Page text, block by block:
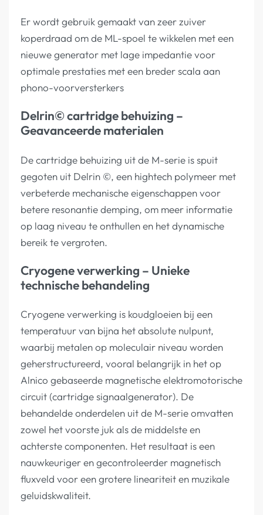
Er wordt gebruik gemaakt van zeer zuiver
koperdraad om de ML-spoel te wikkelen met een
nieuwe generator met lage impedantie voor
optimale prestaties met een breder scala aan
phono-voorversterkers
Delrin© cartridge behuizing –
Geavanceerde materialen
De cartridge behuizing uit de M-serie is spuit
gegoten uit Delrin ©, een hightech polymeer met
verbeterde mechanische eigenschappen voor
betere resonantie demping, om meer informatie
op laag niveau te onthullen en het dynamische
bereik te vergroten.
Cryogene verwerking – Unieke
technische behandeling
Cryogene verwerking is koudgloeien bij een
temperatuur van bijna het absolute nulpunt,
waarbij metalen op moleculair niveau worden
geherstructureerd, vooral belangrijk in het op
Alnico gebaseerde magnetische elektromotorische
circuit (cartridge signaalgenerator). De
behandelde onderdelen uit de M-serie omvatten
zowel het voorste juk als de middelste en
achterste componenten. Het resultaat is een
nauwkeuriger en gecontroleerder magnetisch
fluxveld voor een grotere lineariteit en muzikale
geluidskwaliteit.